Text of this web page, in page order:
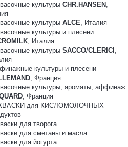
культуры CHR.HANSEN ,
культуры ALCE, Италия
культуры и плесени
, Италия
культуры SACCO/CLERICI ,
культуры и плесени
, Франция
культуры, ароматы, аффинаж
, Франция
для КИСЛОМОЛОЧНЫХ
для творога
для сметаны и масла
для йогурта